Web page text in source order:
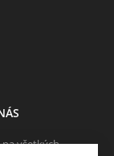
všetkých